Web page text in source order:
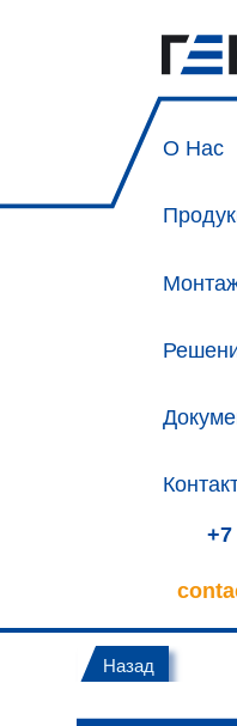
О Нас
+7
Назад